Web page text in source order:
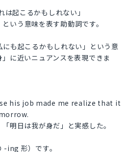
起こるかもしれない」
いう意味を表す助動詞です。
も起こるかもしれない」という意
に近いニュアンスを表現できま
his job made me realize that it
明日は我が身だ」と実感した。
ing 形）です。